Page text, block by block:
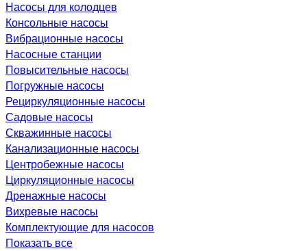
Насосы для колодцев
Консольные насосы
Вибрационные насосы
Насосные станции
Повысительные насосы
Погружные насосы
Рециркуляционные насосы
Садовые насосы
Скважинные насосы
Канализационные насосы
Центробежные насосы
Циркуляционные насосы
Дренажные насосы
Вихревые насосы
Комплектующие для насосов
Показать все